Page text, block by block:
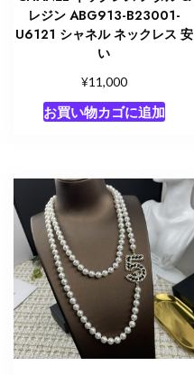
レジン ABG913-B23001-
U6121 シャネル ネックレス 安
い
¥11,000
お買い物カゴに追加